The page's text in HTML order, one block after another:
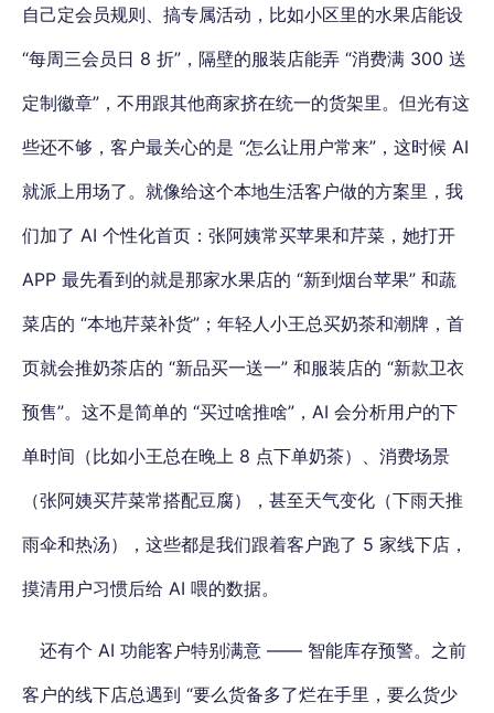
自己定会员规则、搞专属活动，比如小区里的水果店能设
“每周三会员日 8 折”，隔壁的服装店能弄 “消费满 300 送
定制徽章”，不用跟其他商家挤在统一的货架里。但光有这
些还不够，客户最关心的是 “怎么让用户常来”，这时候 AI
就派上用场了。就像给这个本地生活客户做的方案里，我
们加了 AI 个性化首页：张阿姨常买苹果和芹菜，她打开
APP 最先看到的就是那家水果店的 “新到烟台苹果” 和蔬
菜店的 “本地芹菜补货”；年轻人小王总买奶茶和潮牌，首
页就会推奶茶店的 “新品买一送一” 和服装店的 “新款卫衣
预售”。这不是简单的 “买过啥推啥”，AI 会分析用户的下
单时间（比如小王总在晚上 8 点下单奶茶）、消费场景
（张阿姨买芹菜常搭配豆腐），甚至天气变化（下雨天推
雨伞和热汤），这些都是我们跟着客户跑了 5 家线下店，
摸清用户习惯后给 AI 喂的数据。
还有个 AI 功能客户特别满意 —— 智能库存预警。之前
客户的线下店总遇到 “要么货备多了烂在手里，要么货少